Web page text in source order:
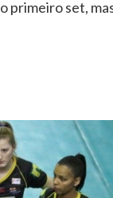
primeiro set,